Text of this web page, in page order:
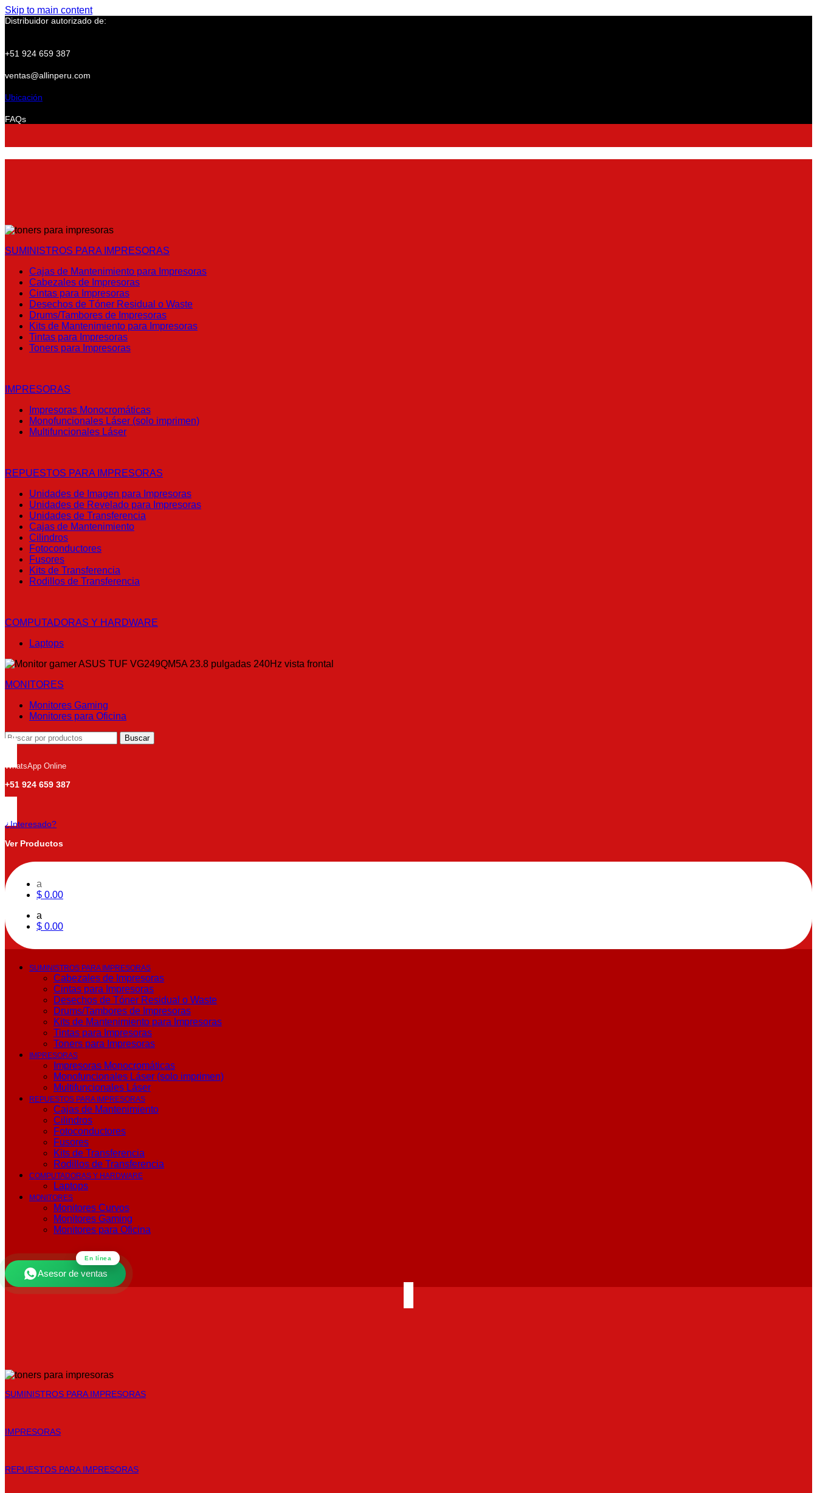
Skip to main content
Distribuidor autorizado de:
+51 924 659 387
ventas@allinperu.com
Ubicación
FAQs
SUMINISTROS PARA IMPRESORAS
Cajas de Mantenimiento para Impresoras
Cabezales de Impresoras
Cintas para Impresoras
Desechos de Tóner Residual o Waste
Drums/Tambores de Impresoras
Kits de Mantenimiento para Impresoras
Tintas para Impresoras
Toners para Impresoras
IMPRESORAS
Impresoras Monocromáticas
Monofuncionales Láser (solo imprimen)
Multifuncionales Láser
REPUESTOS PARA IMPRESORAS
Unidades de Imagen para Impresoras
Unidades de Revelado para Impresoras
Unidades de Transferencia
Cajas de Mantenimiento
Cilindros
Fotoconductores
Fusores
Kits de Transferencia
Rodillos de Transferencia
COMPUTADORAS Y HARDWARE
Laptops
MONITORES
Monitores Gaming
Monitores para Oficina
Buscar
WhatsApp Online
+51 924 659 387
¿Interesado?
Ver Productos
a
$ 0.00
a
$ 0.00
SUMINISTROS PARA IMPRESORAS
Cabezales de Impresoras
Cintas para Impresoras
Desechos de Tóner Residual o Waste
Drums/Tambores de Impresoras
Kits de Mantenimiento para Impresoras
Tintas para Impresoras
Toners para Impresoras
IMPRESORAS
Impresoras Monocromáticas
Monofuncionales Láser (solo imprimen)
Multifuncionales Láser
REPUESTOS PARA IMPRESORAS
Cajas de Mantenimiento
Cilindros
Fotoconductores
Fusores
Kits de Transferencia
Rodillos de Transferencia
COMPUTADORAS Y HARDWARE
Laptops
MONITORES
Monitores Curvos
Monitores Gaming
Monitores para Oficina
En línea
Asesor de ventas
SUMINISTROS PARA IMPRESORAS
IMPRESORAS
REPUESTOS PARA IMPRESORAS